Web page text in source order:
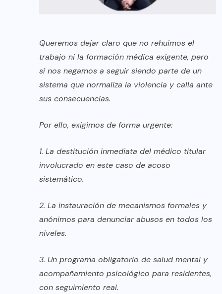
Queremos dejar claro que no rehuimos el
trabajo ni la formación médica exigente, pero
sí nos negamos a seguir siendo parte de un
sistema que normaliza la violencia y calla ante
sus consecuencias.
Por ello, exigimos de forma urgente:
1. La destitución inmediata del médico titular
involucrado en este caso de acoso
sistemático.
2. La instauración de mecanismos formales y
anónimos para denunciar abusos en todos los
niveles.
3. Un programa obligatorio de salud mental y
acompañamiento psicológico para residentes,
con seguimiento real.